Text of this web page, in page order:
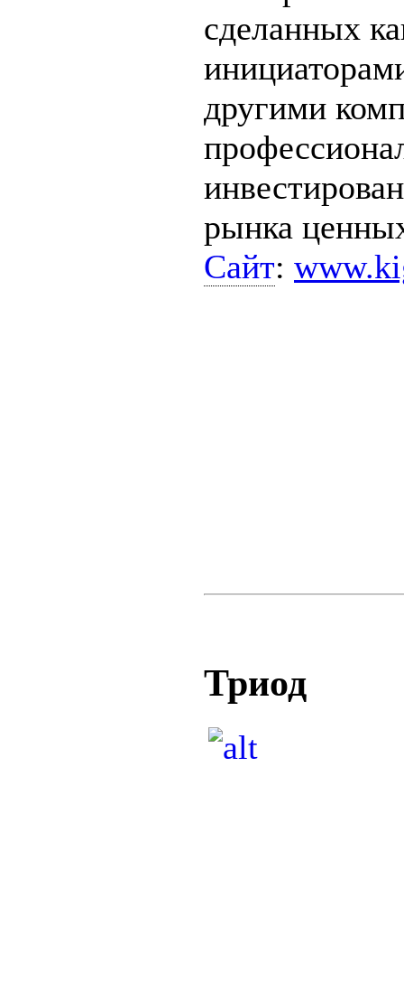
сделанных
другими
рынка
Сайт:
Триод